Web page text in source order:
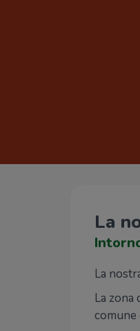
La
La
La zona
comune